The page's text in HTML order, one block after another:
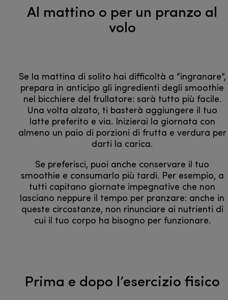
Al mattino o per un pranzo al
volo
Se la mattina di solito hai difficoltà a “ingranare”,
prepara in anticipo gli ingredienti degli smoothie
nel bicchiere del frullatore: sarà tutto più facile.
Una volta alzato, ti basterà aggiungere il tuo
latte preferito e via. Inizierai la giornata con
almeno un paio di porzioni di frutta e verdura per
darti la carica.
Se preferisci, puoi anche conservare il tuo
smoothie e consumarlo più tardi. Per esempio, a
tutti capitano giornate impegnative che non
lasciano neppure il tempo per pranzare: anche in
queste circostanze, non rinunciare ai nutrienti di
cui il tuo corpo ha bisogno per funzionare.
Prima e dopo l’esercizio fisico